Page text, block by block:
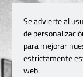
Se advierte al
de
para mejorar
estrictamente
web.